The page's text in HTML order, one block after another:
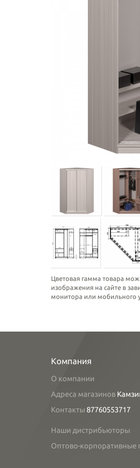
Цветовая гамма товара
изображения на сайте в
монитора или мобильного
Компания
О компании
Адреса магазинов
Контакты 87760553717
Наши дистрибьюторы
Оптово-корпоративные